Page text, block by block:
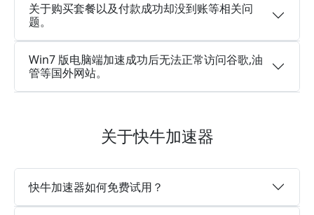
关于购买套餐以及付款成功却没到账等相关问
题。
Win7 版电脑端加速成功后无法正常访问谷歌,油
管等国外网站。
关于快牛加速器
快牛加速器如何免费试用？